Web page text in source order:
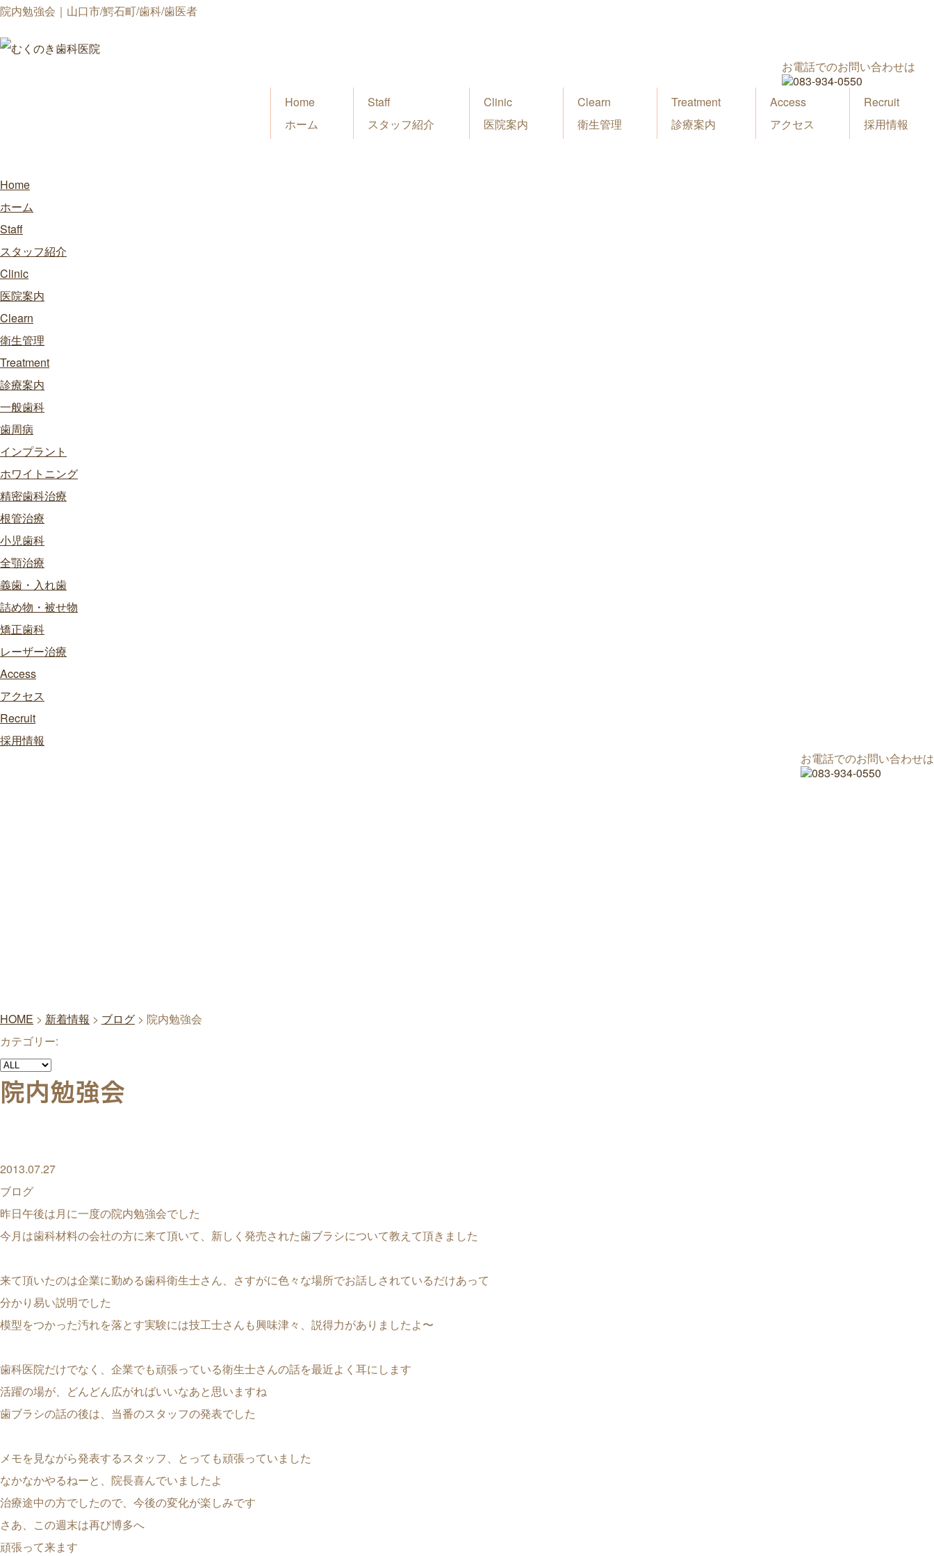
院内勉強会｜山口市/鰐石町/歯科/歯医者
お電話でのお問い合わせは
Home
ホーム
Staff
スタッフ紹介
Clinic
医院案内
Clearn
衛生管理
Treatment
診療案内
Access
アクセス
Recruit
採用情報
Home
ホーム
Staff
スタッフ紹介
Clinic
医院案内
Clearn
衛生管理
Treatment
診療案内
一般歯科
歯周病
インプラント
ホワイトニング
精密歯科治療
根管治療
小児歯科
全顎治療
義歯・入れ歯
詰め物・被せ物
矯正歯科
レーザー治療
Access
アクセス
Recruit
採用情報
お電話でのお問い合わせは
HOME > 新着情報 > ブログ > 院内勉強会
カテゴリー:
院内勉強会
2013.07.27
ブログ
昨日午後は月に一度の院内勉強会でした
今月は歯科材料の会社の方に来て頂いて、新しく発売された歯ブラシについて教えて頂きました
来て頂いたのは企業に勤める歯科衛生士さん、さすがに色々な場所でお話しされているだけあって
分かり易い説明でした
模型をつかった汚れを落とす実験には技工士さんも興味津々、説得力がありましたよ〜
歯科医院だけでなく、企業でも頑張っている衛生士さんの話を最近よく耳にします
活躍の場が、どんどん広がればいいなあと思いますね
歯ブラシの話の後は、当番のスタッフの発表でした
メモを見ながら発表するスタッフ、とっても頑張っていました
なかなかやるねーと、院長喜んでいましたよ
治療途中の方でしたので、今後の変化が楽しみです
さあ、この週末は再び博多へ
頑張って来ます